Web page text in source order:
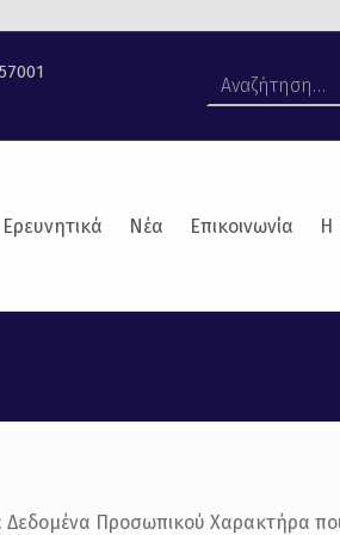
Ερευνητικά Νέα Επικοινωνία Η
Δεδομένα Προσωπικού Χαρακτήρα